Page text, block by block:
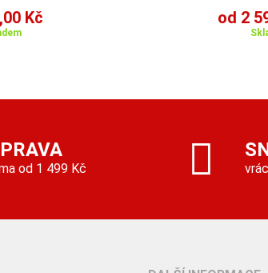
Kč od 2
od 1 499 Kč